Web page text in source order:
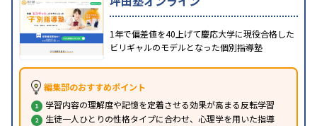
1年で偏差値を40上げて慶応大学に現役合格した
ビリギャルのモデルとなった個別指導塾
編集部のおすすめポイント
学習内容の理解度や記憶を定着させる効果が高まる反転学習
生徒一人ひとりの性格タイプに合わせ、心理学を用いた指導